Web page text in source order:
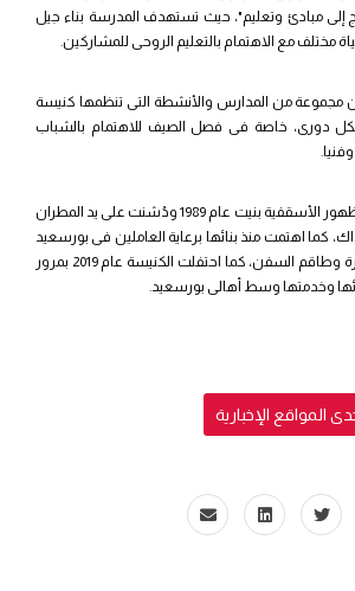
إلى مبادئ وتعليم"، حيث تستهدف المدرسة بناء جيل
مع الاهتمام بالتعليم الروحى للمشاركين.
مجموعة من المدارس والأنشطة التى تنظمها كنيسة
دورى، خاصة فى فصل الصيف للاهتمام بالشباب
جدير بالذكر أن كنيسة الظهور الأسقفية بنيت عام 1989 ودُشنت على يد المطران
كما اهتمت منذ بنائها برعاية العاملين فى بورسعيد
بالإضافة للاهتمام بالبحارة وطاقم السفن، كما احتفلت الكنيسة عام 2019 بمرور
وخدمتها وسط أهالى بورسعيد.
المواقع الإخبارية